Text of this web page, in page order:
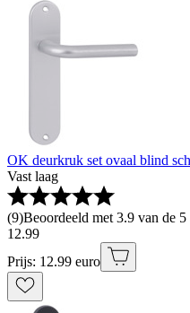
OK deurkruk set ovaal blind
Vast laag
(9)Beoordeeld met 3.9 van de
12.99
Prijs: 12.99 euro